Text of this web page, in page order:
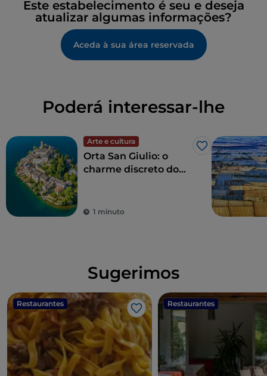
Este estabelecimento é seu e deseja
atualizar algumas informações?
Aceda à sua área reservada
Poderá interessar-lhe
Arte e cultura
Gosto
Orta San Giulio: o
charme discreto do
1 minuto
Sugerimos
Restaurantes
Gosto
Restaurantes